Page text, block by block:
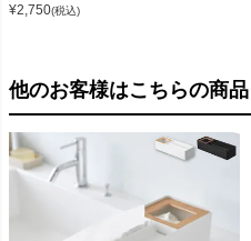
¥2,750(税込)
他のお客様はこちらの商